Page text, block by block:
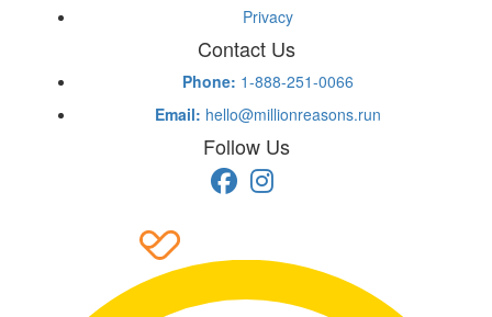
Privacy
Contact Us
Phone: 1-888-251-0066
Email: hello@millionreasons.run
Follow Us